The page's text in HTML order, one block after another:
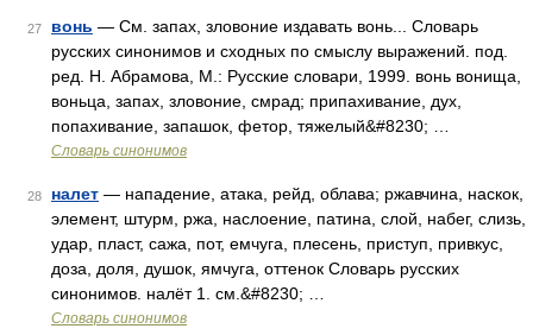
27 вонь — См. запах, зловоние издавать вонь... Словарь
русских синонимов и сходных по смыслу выражений. под.
ред. Н. Абрамова, М.: Русские словари, 1999. вонь вонища,
воньца, запах, зловоние, смрад; припахивание, дух,
попахивание, запашок, фетор, тяжелый&#8230; …
Словарь синонимов
28 налет — нападение, атака, рейд, облава; ржавчина, наскок,
элемент, штурм, ржа, наслоение, патина, слой, набег, слизь,
удар, пласт, сажа, пот, емчуга, плесень, приступ, привкус,
доза, доля, душок, ямчуга, оттенок Словарь русских
синонимов. налёт 1. см.&#8230; …
Словарь синонимов